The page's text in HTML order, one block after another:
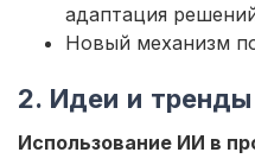
адаптация
Новый механизм
2. Идеи и тренды
Использование ИИ в